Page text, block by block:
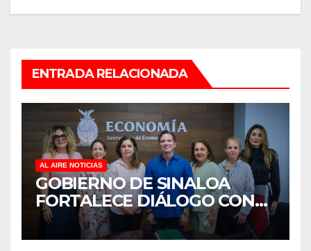
ENTRADA RELACIONADA
AL AIRE NOTICIAS
GOBIERNO DE SINALOA
FORTALECE DIÁLOGO CON
MUJERES EMPRESARIAS DE
CULIACÁN